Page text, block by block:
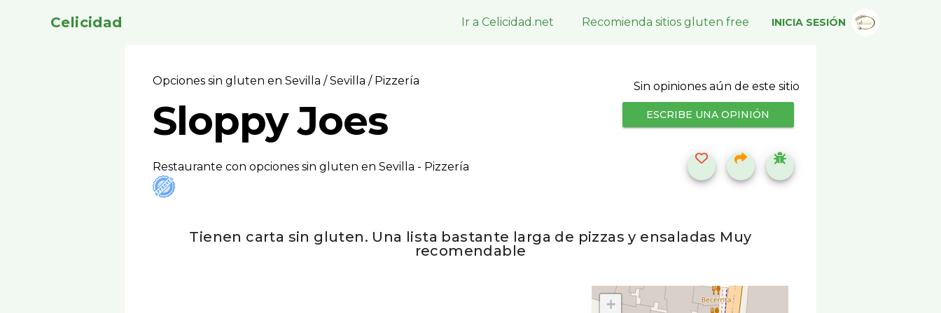
Celicidad Ir a Celicidad.net Recomienda sitios gluten free INICIA SESIÓN
Opciones sin gluten en Sevilla/Sevilla / Pizzerí­a
Sloppy Joes
Restaurante con opciones sin gluten en Sevilla - Pizzerí­a
Sin opiniones aún de este sitio
ESCRIBE UNA OPINIÓN
Tienen carta sin gluten. Una lista bastante larga de pizzas y ensaladas Muy
recomendable
+